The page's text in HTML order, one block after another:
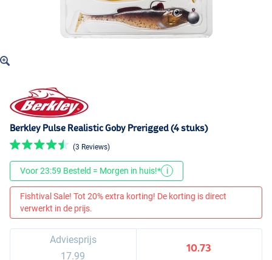
Berkley Pulse Realistic Goby Prerigged (4 stuks)
(3 Reviews)
Voor 23:59 Besteld = Morgen in huis!* i
Fishtival Sale! Tot 20% extra korting! De korting is direct
verwerkt in de prijs.
Adviesprijs
17.99
10.73